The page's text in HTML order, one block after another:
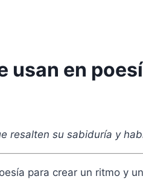
usan en
resalten su sabiduría y
para crear un ritmo y